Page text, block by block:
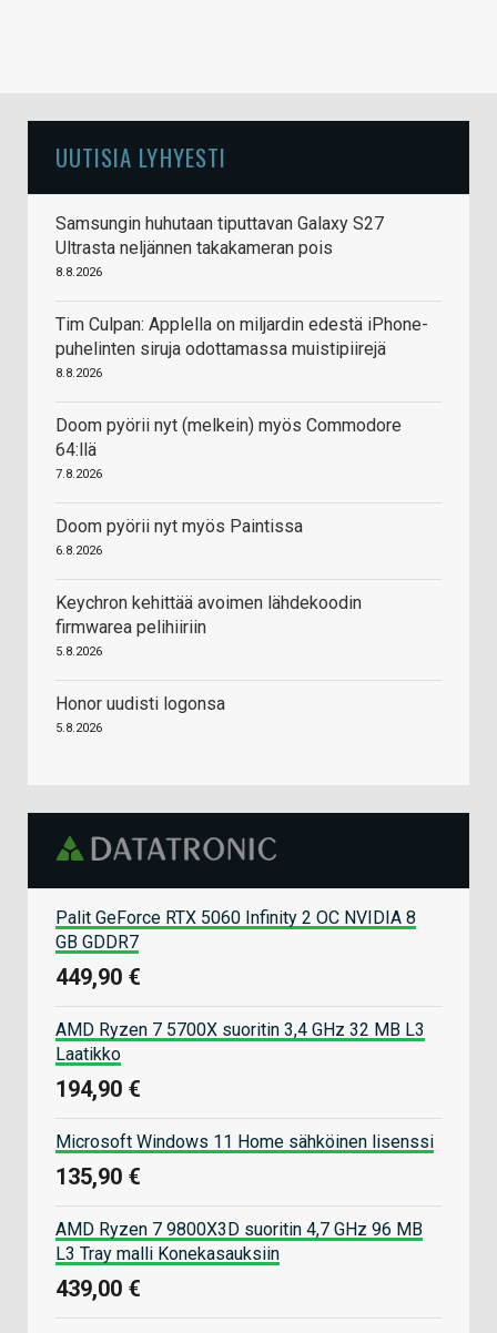
UUTISIA LYHYESTI
Samsungin huhutaan tiputtavan Galaxy S27
Ultrasta neljännen takakameran pois
8.8.2026
Tim Culpan: Applella on miljardin edestä iPhone-
puhelinten siruja odottamassa muistipiirejä
8.8.2026
Doom pyörii nyt (melkein) myös Commodore
64:llä
7.8.2026
Doom pyörii nyt myös Paintissa
6.8.2026
Keychron kehittää avoimen lähdekoodin
firmwarea pelihiiriin
5.8.2026
Honor uudisti logonsa
5.8.2026
Palit GeForce RTX 5060 Infinity 2 OC NVIDIA 8
GB GDDR7
449,90 €
AMD Ryzen 7 5700X suoritin 3,4 GHz 32 MB L3
Laatikko
194,90 €
Microsoft Windows 11 Home sähköinen lisenssi
135,90 €
AMD Ryzen 7 9800X3D suoritin 4,7 GHz 96 MB
L3 Tray malli Konekasauksiin
439,00 €